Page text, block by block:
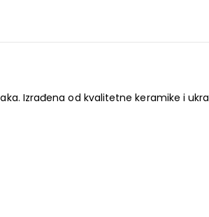
Izrađena od kvalitetne keramike i